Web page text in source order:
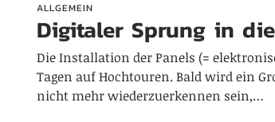
ALLGEMEIN
Digitaler Sprung in
Die Installation der Panels (=
Tagen auf Hochtouren. Bald wird ein
nicht mehr wiederzuerkennen sein,…